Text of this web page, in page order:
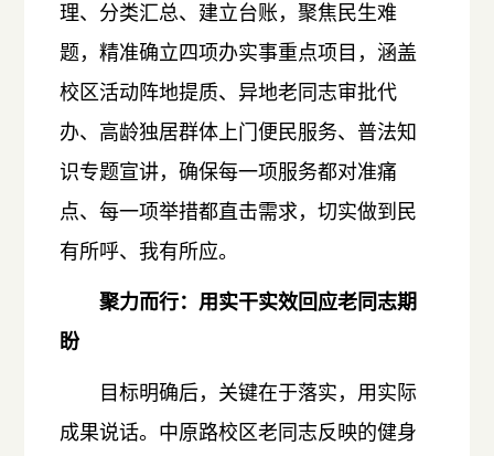
理、分类汇总、建立台账，聚焦民生难
题，精准确立四项办实事重点项目，涵盖
校区活动阵地提质、异地老同志审批代
办、高龄独居群体上门便民服务、普法知
识专题宣讲，确保每一项服务都对准痛
点、每一项举措都直击需求，切实做到民
有所呼、我有所应。
聚力而行：用实干实效回应老同志期
盼
目标明确后，关键在于落实，用实际
成果说话。中原路校区老同志反映的健身